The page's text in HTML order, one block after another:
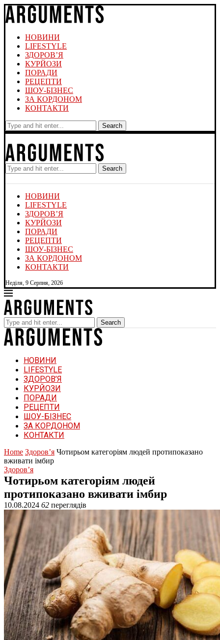
НОВИНИ
LIFESTYLE
ЗДОРОВ’Я
КУРЙОЗИ
ПОРАДИ
РЕЦЕПТИ
ШОУ-БІЗНЕС
ЗА КОРДОНОМ
КОНТАКТИ
Search
Search
НОВИНИ
LIFESTYLE
ЗДОРОВ’Я
КУРЙОЗИ
ПОРАДИ
РЕЦЕПТИ
ШОУ-БІЗНЕС
ЗА КОРДОНОМ
КОНТАКТИ
Неділя, 9 Серпня, 2026
Search
НОВИНИ
LIFESTYLE
ЗДОРОВ’Я
КУРЙОЗИ
ПОРАДИ
РЕЦЕПТИ
ШОУ-БІЗНЕС
ЗА КОРДОНОМ
КОНТАКТИ
Home Здоров’я Чотирьом категоріям людей протипоказано
вживати імбир
Здоров’я
Чотирьом категоріям людей
протипоказано вживати імбир
10.08.2024 62 переглядів